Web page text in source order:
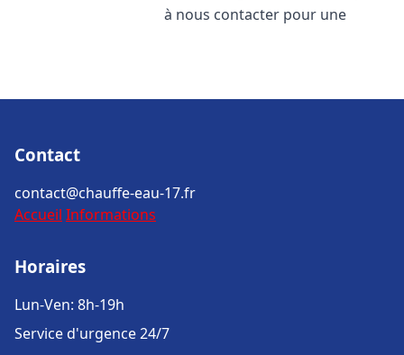
à nous contacter pour une
Contact
contact@chauffe-eau-17.fr
Accueil Informations
Horaires
Lun-Ven: 8h-19h
Service d'urgence 24/7